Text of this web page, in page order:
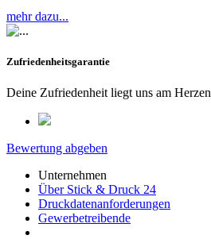
mehr dazu...
Zufriedenheitsgarantie
Deine Zufriedenheit liegt uns am Herzen
Bewertung abgeben
Unternehmen
Über Stick & Druck 24
Druckdatenanforderungen
Gewerbetreibende